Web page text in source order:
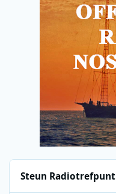
Steun Radiotrefpunt